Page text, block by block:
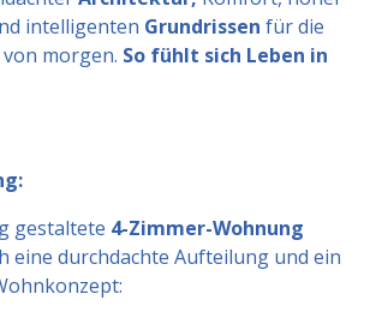
intelligenten Grundrissen für die
morgen. So fühlt sich Leben in
gestaltete 4-Zimmer-Wohnung
eine durchdachte Aufteilung und ein